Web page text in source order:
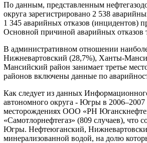
По данным, представленным
округа зарегистрировано 2 538
1 345 аварийных отказов (инцидентов)
Основной причиной аварийных отказов
В административном отношении
Нижневартовский (28,7%), Ханты-
Мансийский район занимает третье
районов включены данные по
Как следует из данных
автономного округа - Югры в 2006–2007
месторождениях ООО «РН
«Самотлорнефтегаз» (809 случаев), что
Югры. Нефтеюганский,
минерализованной водой, на долю